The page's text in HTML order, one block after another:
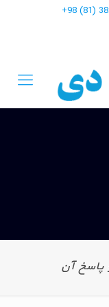
پاسخ آن